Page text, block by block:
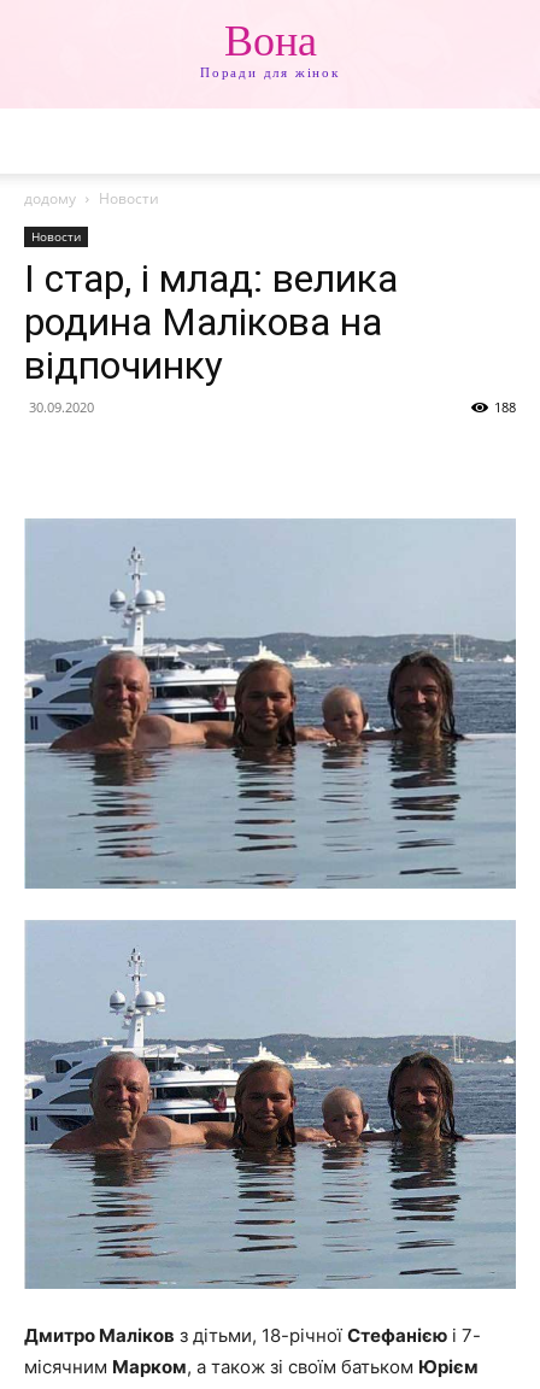
Вона
Поради для жінок
додому Новости
Новости
І стар, і млад: велика
родина Малікова на
відпочинку
30.09.2020 188
Дмитро Маліков з дітьми, 18-річної Стефанією і 7-
місячним Марком, а також зі своїм батьком Юрієм